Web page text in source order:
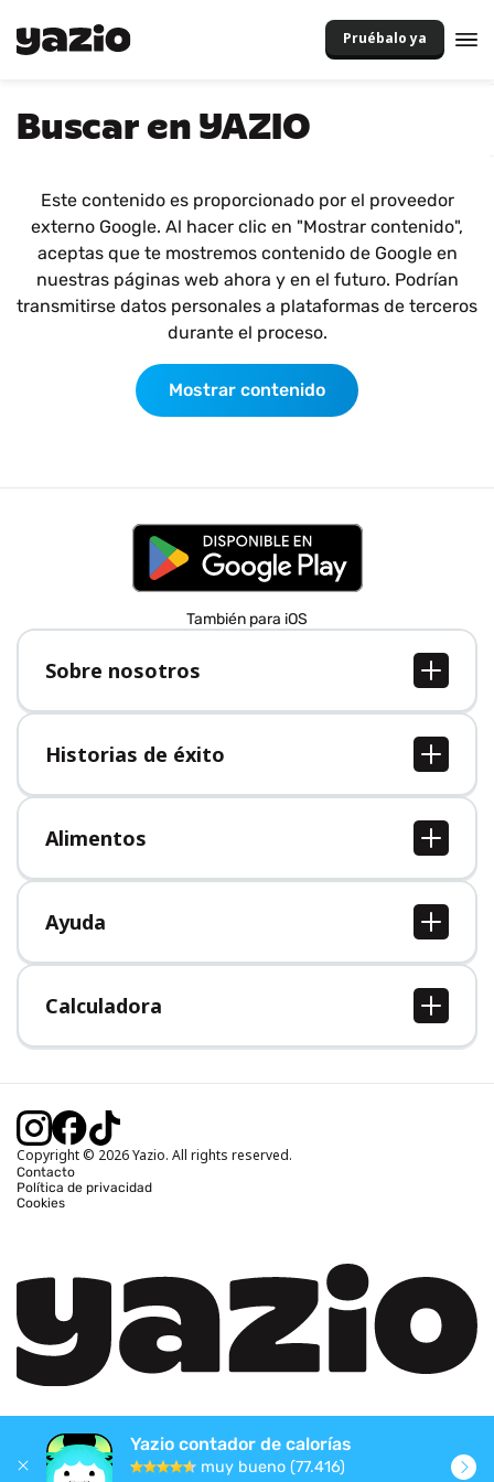
Pruébalo ya
Buscar en YAZIO
Este contenido es proporcionado por el proveedor
externo Google. Al hacer clic en "Mostrar contenido",
aceptas que te mostremos contenido de Google en
nuestras páginas web ahora y en el futuro. Podrían
transmitirse datos personales a plataformas de terceros
durante el proceso.
Mostrar contenido
También para iOS
Sobre nosotros
Sobre nosotros
Empleo
Prensa
Historias de éxito
Todas las historias de éxito
Alimentos
Todos los alimentos
Ayuda
Centro de ayuda
Calculadora
Calcular IMC
Calcular peso ideal
Calcular calorías quemadas
Copyright © 2026 Yazio. All rights reserved.
Contacto
Política de privacidad
Cookies
Yazio contador de calorías
muy bueno (77.416)